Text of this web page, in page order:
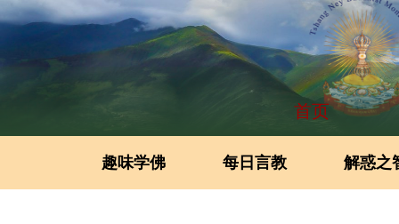
首页
趣味学佛 每日言教 解惑之